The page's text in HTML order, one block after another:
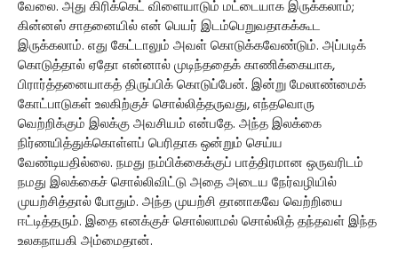
வேலை. அது கிரிக்கெட் விளையாடும் மட்டையாக இருக்கலாம்;
கின்னஸ் சாதனையில் என் பெயர் இடம்பெறுவதாகக்கூட
இருக்கலாம். எது கேட்டாலும் அவள் கொடுக்கவேண்டும். அப்படிக்
கொடுத்தால் ஏதோ என்னால் முடிந்ததைக் காணிக்கையாக,
பிரார்த்தனையாகத் திருப்பிக் கொடுப்பேன். இன்று மேலாண்மைக்
கோட்பாடுகள் உலகிற்குச் சொல்லித்தருவது, எந்தவொரு
வெற்றிக்கும் இலக்கு அவசியம் என்பதே. அந்த இலக்கை
நிர்ணயித்துக்கொள்ளப் பெரிதாக ஒன்றும் செய்ய
வேண்டியதில்லை. நமது நம்பிக்கைக்குப் பாத்திரமான ஒருவரிடம்
நமது இலக்கைச் சொல்லிவிட்டு அதை அடைய நேர்வழியில்
முயற்சித்தால் போதும். அந்த முயற்சி தானாகவே வெற்றியை
ஈட்டித்தரும். இதை எனக்குச் சொல்லாமல் சொல்லித் தந்தவள் இந்த
உலகநாயகி அம்மைதான்.